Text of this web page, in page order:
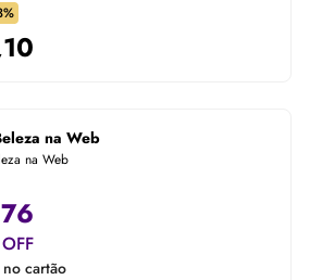
na Web
na Web
cartão